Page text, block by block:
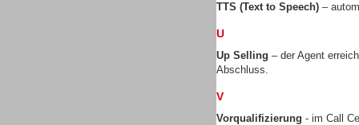
TTS (Text to Speech) –
U
Up Selling – der Agent
Abschluss.
V
Vorqualifizierung - im Call